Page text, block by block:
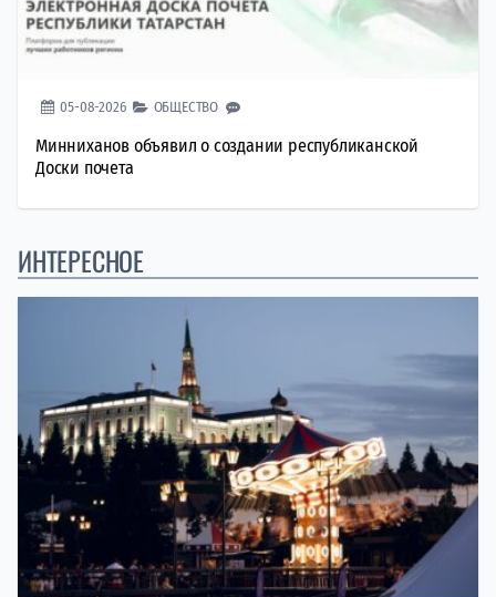
05-08-2026 ОБЩЕСТВО
Минниханов объявил о создании республиканской
Доски почета
ИНТЕРЕСНОЕ